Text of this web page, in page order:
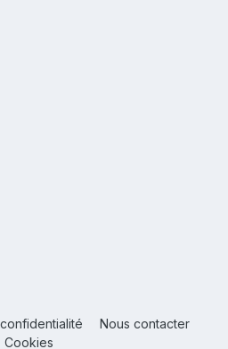
Nous contacter
Cookies